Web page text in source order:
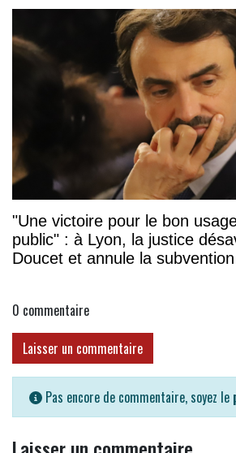
"Une victoire pour le bon
public" : à Lyon, la justice
Doucet et annule la
0 commentaire
Laisser un commentaire
Pas encore de commentaire, soyez le